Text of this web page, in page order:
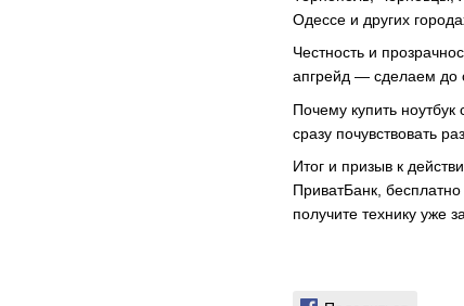
Одессе и других
Честность и
апгрейд — сделаем до
Почему купить
сразу почувствовать
Итог и призыв к
ПриватБанк,
получите технику уже